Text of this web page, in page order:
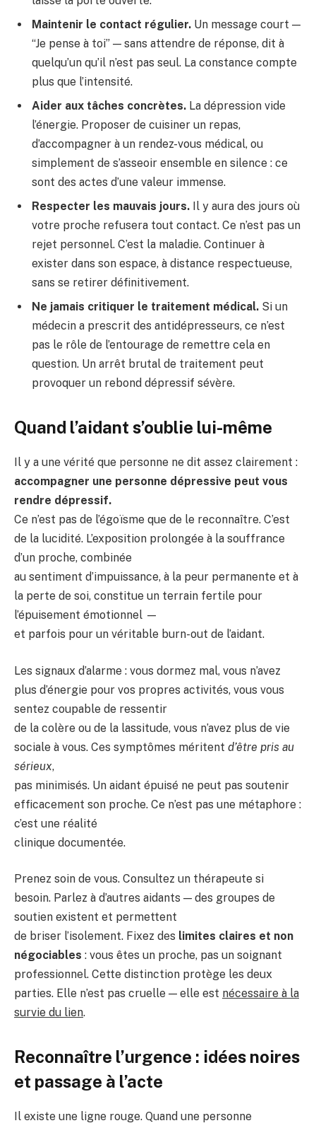
Maintenir le contact régulier. Un message court —
“Je pense à toi” — sans attendre de réponse, dit à
quelqu’un qu’il n’est pas seul. La constance compte
plus que l’intensité.
Aider aux tâches concrètes. La dépression vide
l’énergie. Proposer de cuisiner un repas,
d’accompagner à un rendez-vous médical, ou
simplement de s’asseoir ensemble en silence : ce
sont des actes d’une valeur immense.
Respecter les mauvais jours. Il y aura des jours où
votre proche refusera tout contact. Ce n’est pas un
rejet personnel. C’est la maladie. Continuer à
exister dans son espace, à distance respectueuse,
sans se retirer définitivement.
Ne jamais critiquer le traitement médical. Si un
médecin a prescrit des antidépresseurs, ce n’est
pas le rôle de l’entourage de remettre cela en
question. Un arrêt brutal de traitement peut
provoquer un rebond dépressif sévère.
Quand l’aidant s’oublie lui-même
Il y a une vérité que personne ne dit assez clairement :
accompagner une personne dépressive peut vous
rendre dépressif.
Ce n’est pas de l’égoïsme que de le reconnaître. C’est
de la lucidité. L’exposition prolongée à la souffrance
d’un proche, combinée
au sentiment d’impuissance, à la peur permanente et à
la perte de soi, constitue un terrain fertile pour
l’épuisement émotionnel —
et parfois pour un véritable burn-out de l’aidant.
Les signaux d’alarme : vous dormez mal, vous n’avez
plus d’énergie pour vos propres activités, vous vous
sentez coupable de ressentir
de la colère ou de la lassitude, vous n’avez plus de vie
sociale à vous. Ces symptômes méritent d’être pris au
sérieux,
pas minimisés. Un aidant épuisé ne peut pas soutenir
efficacement son proche. Ce n’est pas une métaphore :
c’est une réalité
clinique documentée.
Prenez soin de vous. Consultez un thérapeute si
besoin. Parlez à d’autres aidants — des groupes de
soutien existent et permettent
de briser l’isolement. Fixez des limites claires et non
négociables : vous êtes un proche, pas un soignant
professionnel. Cette distinction protège les deux
parties. Elle n’est pas cruelle — elle est nécessaire à la
survie du lien.
Reconnaître l’urgence : idées noires
et passage à l’acte
Il existe une ligne rouge. Quand une personne